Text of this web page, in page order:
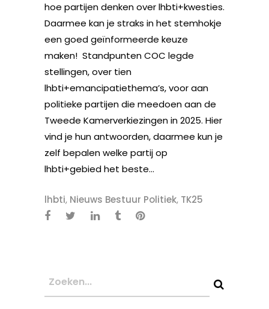
hoe partijen denken over lhbti+kwesties.
Daarmee kan je straks in het stemhokje
een goed geïnformeerde keuze
maken! Standpunten COC legde
stellingen, over tien
lhbti+emancipatiethema’s, voor aan
politieke partijen die meedoen aan de
Tweede Kamerverkiezingen in 2025. Hier
vind je hun antwoorden, daarmee kun je
zelf bepalen welke partij op
lhbti+gebied het beste...
lhbti, Nieuws Bestuur Politiek, TK25